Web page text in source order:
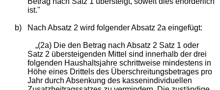
ist."
b) Nach Absatz 2 wird folgender Absatz 2a eingefügt:
„(2a) Die den Betrag nach Absatz 2 Satz 1 oder
Satz 2 übersteigenden Mittel sind innerhalb der drei
folgenden Haushaltsjahre schrittweise mindestens in
Höhe eines Drittels des Überschreitungsbetrages pro
Jahr durch Absenkung des kassenindividuellen